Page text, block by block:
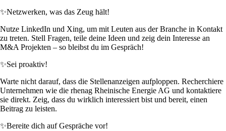
✨Netzwerken, was das Zeug hält!
Nutze LinkedIn und Xing, um mit Leuten aus der Branche in Kontakt
zu treten. Stell Fragen, teile deine Ideen und zeig dein Interesse an
M&A Projekten – so bleibst du im Gespräch!
✨Sei proaktiv!
Warte nicht darauf, dass die Stellenanzeigen aufploppen. Recherchiere
Unternehmen wie die rhenag Rheinische Energie AG und kontaktiere
sie direkt. Zeig, dass du wirklich interessiert bist und bereit, einen
Beitrag zu leisten.
✨Bereite dich auf Gespräche vor!